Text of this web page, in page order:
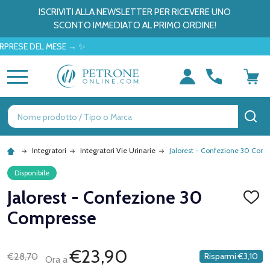
ISCRIVITI ALLA NEWSLETTER PER RICEVERE UNO
SCONTO IMMEDIATO AL PRIMO ORDINE!
DEL MESE → ✨
Ricerca
Integratori Integratori Vie Urinarie Jalorest - Confezione 30
Disponibile
Jalorest - Confezione 30
Compresse
€28,70
Ora a€23,90 Risparmi €3,10